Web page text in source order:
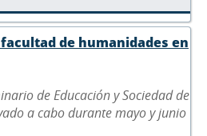
de humanidades en
de Educación y Sociedad de
a cabo durante mayo y junio